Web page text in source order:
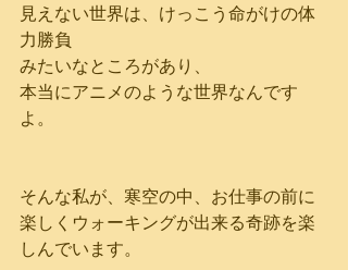
見えない世界は、けっこう命がけの体
力勝負
みたいなところがあり、
本当にアニメのような世界なんです
よ。
そんな私が、寒空の中、お仕事の前に
楽しくウォーキングが出来る奇跡を楽
しんでいます。